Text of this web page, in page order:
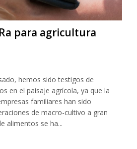
para agricultura
hemos sido testigos de
en el paisaje agrícola, ya que la
familiares han sido
de macro-cultivo a gran
alimentos se ha...